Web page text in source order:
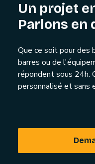
Un projet
Parlons en
Que ce soit pour des
barres ou de
répondent sous 24h.
personnalisé et sans